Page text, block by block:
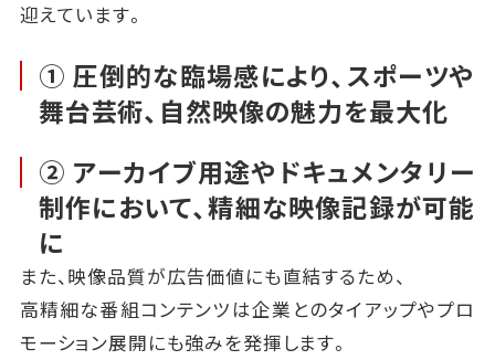
迎えています。
① 圧倒的な臨場感により、スポーツや
舞台芸術、自然映像の魅力を最大化
② アーカイブ用途やドキュメンタリー
制作において、精細な映像記録が可能
に
また、映像品質が広告価値にも直結するため、
高精細な番組コンテンツは企業とのタイアップやプロ
モーション展開にも強みを発揮します。